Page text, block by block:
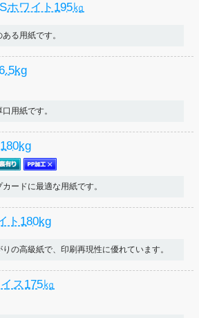
ホワイト195㎏
る用紙です。
用紙です。
ードに最適な用紙です。
ト180kg
の高級紙で、印刷再現性に優れています。
ス175㎏